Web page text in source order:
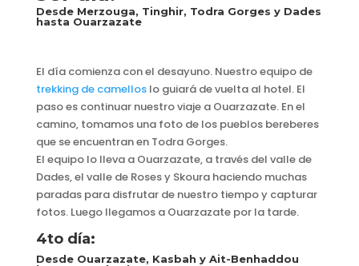
Desde Merzouga, Tinghir, Todra Gorges y Dades
hasta Ouarzazate
El día comienza con el desayuno. Nuestro equipo de
trekking de camelloslo guiará de vuelta al hotel. El
paso es continuar nuestro viaje a Ouarzazate. En el
camino, tomamos una foto de los pueblos bereberes
que se encuentran en Todra Gorges.
El equipo lo lleva a Ouarzazate, a través del valle de
Dades, el valle de Roses y Skoura haciendo muchas
paradas para disfrutar de nuestro tiempo y capturar
fotos. Luego llegamos a Ouarzazate por la tarde.
4to día:
Desde Ouarzazate, Kasbah y Ait-Benhaddou